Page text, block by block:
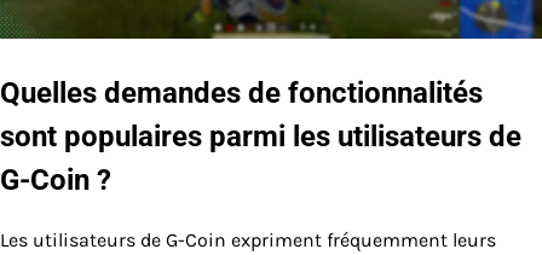
Quelles demandes de fonctionnalités
sont populaires parmi les utilisateurs de
G-Coin ?
Les utilisateurs de G-Coin expriment fréquemment leurs